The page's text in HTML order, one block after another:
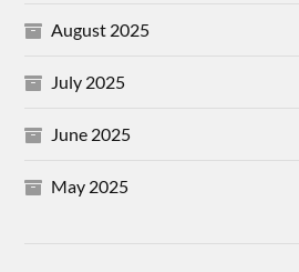
August 2025
July 2025
June 2025
May 2025